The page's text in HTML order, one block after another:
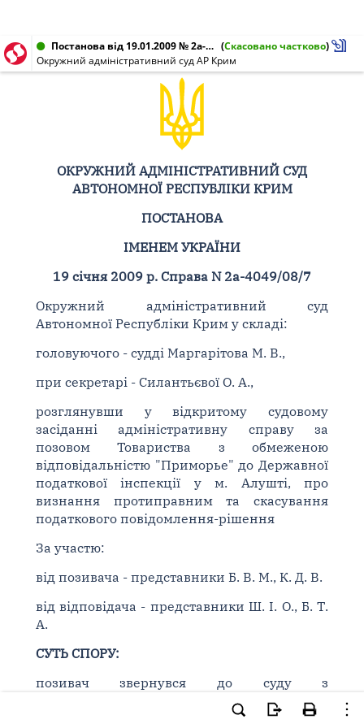
Постанова від 19.01.2009 № 2а-4049/08/7 (Скасовано частково)
Окружний адміністративний суд АР Крим
ОКРУЖНИЙ АДМІНІСТРАТИВНИЙ СУД
АВТОНОМНОЇ РЕСПУБЛІКИ КРИМ
ПОСТАНОВА
ІМЕНЕМ УКРАЇНИ
19 січня 2009 р. Справа N 2а-4049/08/7
Окружний адміністративний суд
Автономної Республіки Крим у складі:
головуючого - судді Маргарітова М. В.,
при секретарі - Силантьєвої О. А.,
розглянувши у відкритому судовому
засіданні адміністративну справу за
позовом Товариства з обмеженою
відповідальністю "Приморье" до Державної
податкової інспекції у м. Алушті, про
визнання протиправним та скасування
податкового повідомлення-рішення
За участю:
від позивача - представники Б. В. М., К. Д. В.
від відповідача - представники Ш. І. О., Б. Т.
А.
СУТЬ СПОРУ:
позивач звернувся до суду з
адміністративним позовом до Державної
податкової інспекції у м. Алушта, у якому